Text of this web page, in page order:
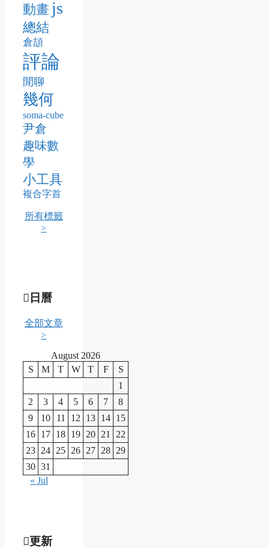
動畫 js
總結
倉頡
評論
閒聊
幾何
soma-cube
尹倉
趣味數
學
小工具
複合字首
所有標籤
>
日曆
全部文章
>
August 2026
S
M T W T F
S
1
2
3 4 5 6 7
8
9
10 11 12 13 14 15
16 17 18 19 20 21
22
23 24 25 26 27 28 29
30 31
« Jul
更新